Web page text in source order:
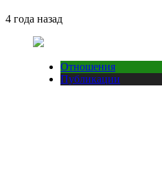
4 года назад
Отношения
Публикации